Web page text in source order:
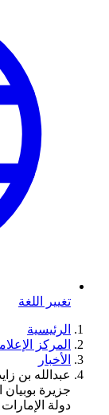
تغيير اللغة
الرئيسية
المركز
الأخبار
عبدالله بن
جزيرة
دولة